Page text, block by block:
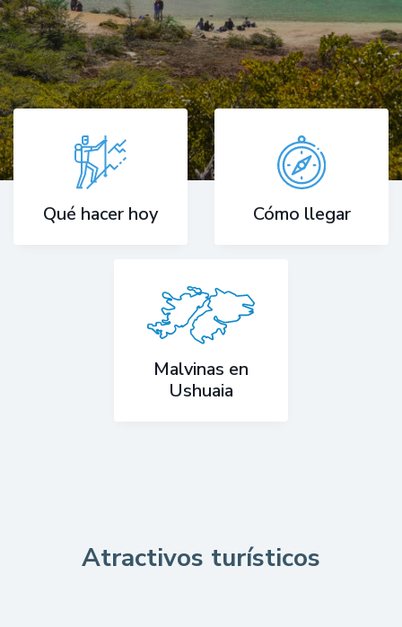
Qué hacer hoy Cómo llegar
Malvinas en
Ushuaia
Atractivos turísticos